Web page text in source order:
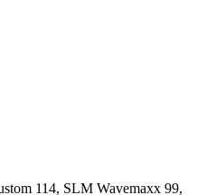
114, SLM Wavemaxx 99,